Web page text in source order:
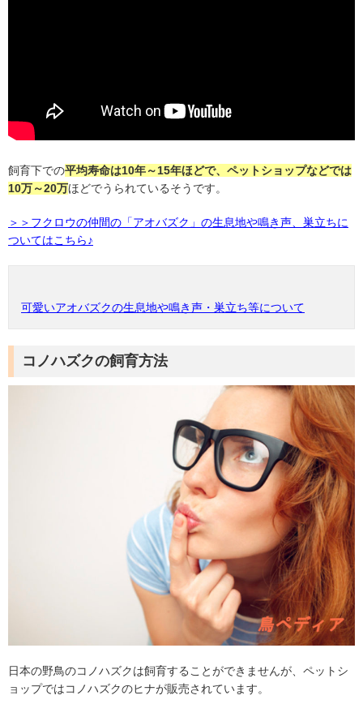
飼育下での平均寿命は10年～15年ほどで、ペットショップなどでは
10万～20万ほどでうられているそうです。
＞＞フクロウの仲間の「アオバズク」の生息地や鳴き声、巣立ちに
ついてはこちら♪
可愛いアオバズクの生息地や鳴き声・巣立ち等について
コノハズクの飼育方法
日本の野鳥のコノハズクは飼育することができませんが、ペットシ
ョップではコノハズクのヒナが販売されています。